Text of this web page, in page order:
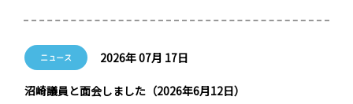
ニュース 2026年 07月 17日
沼崎議員と面会しました（2026年6月12日）